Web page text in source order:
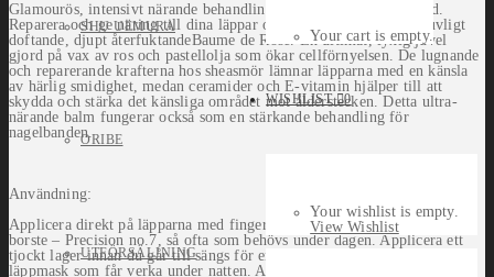
SHU UEMURA
ORIBE
UTFÖRSÄLJNING
Your cart is empty.
WISHLIST 0
Your wishlist is empty.
View Wishlist
Glamourös, intensivt närande behandling för läppar och nagelband.
Reparera och ge näring till dina läppar och nagelband med den ljuvligt
doftande, djupt återfuktandeBaume de Rose. En ultimat, lyxig juvel
gjord på vax av ros och pastellolja som ökar cellförnyelsen. De lugnande
och reparerande krafterna hos sheasmör lämnar läpparna med en känsla
av härlig smidighet, medan ceramider och E-vitamin hjälper till att
skydda och stärka det känsliga området mot ålderstecken. Detta ultra-
närande balm fungerar också som en stärkande behandling för
nagelbanden.
Användning:
Applicera direkt på läpparna med fingertoppen eller med en infällbar
borste – Precision no.7, så ofta som behövs under dagen. Applicera ett
tjockt lager innan du går till sängs för en maximalt återfuktande
läppmask som får verka under natten. Applicera före läppmakeup som